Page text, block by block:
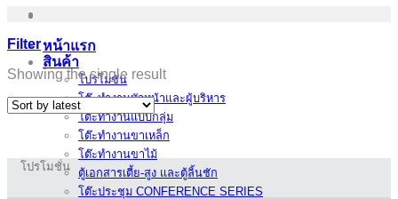
หน้าแรก
สินค้า
โปรโมชั่น
โต๊ะทำงานหัวหน้าและผู้บริหาร
โต๊ะทำงานแบบกลุ่ม
โต๊ะทำงานขาเหล็ก
โต๊ะทำงานขาไม้
ตู้เอกสารเตี้ย-สูง และตู้ลิ้นชัก
โต๊ะประชุม CONFERENCE SERIES
Filter
Showing the single result
โปรโมชั่น